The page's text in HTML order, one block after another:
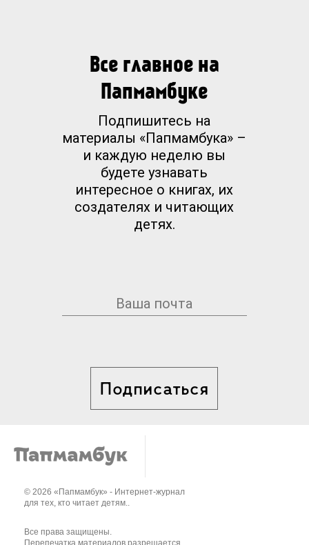
Все главное на
Папмамбуке
Подпишитесь на
материалы «Папмамбука» –
и каждую неделю вы
будете узнавать
интересное о книгах, их
создателях и читающих
детях.
Подписаться
© 2026 «Папмамбук» - Интернет-журнал
для тех, кто читает детям..
Все права защищены.
Перепечатка материалов разрешается